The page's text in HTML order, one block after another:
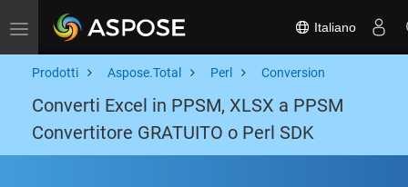
Toggle navigation Italiano
Prodotti Aspose.Total Perl Conversion
Converti Excel in PPSM, XLSX a PPSM
Convertitore GRATUITO o Perl SDK